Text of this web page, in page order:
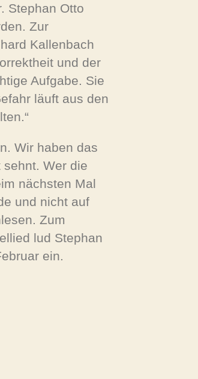
Stephan Otto
Zur
Kallenbach
und der
Aufgabe. Sie
läuft aus den
Wir haben das
Wer die
nächsten Mal
und nicht auf
Zum
lud Stephan
ein.